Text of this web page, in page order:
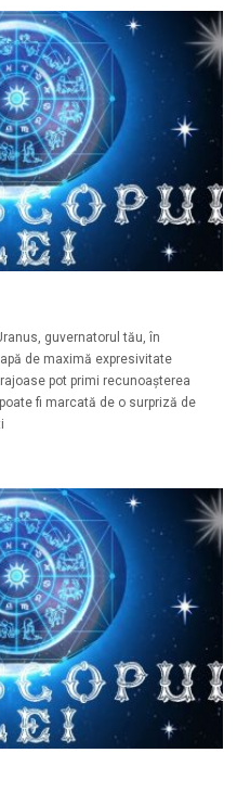
guvernatorul tău, în
de maximă expresivitate
pot primi recunoașterea
fi marcată de o surpriză de